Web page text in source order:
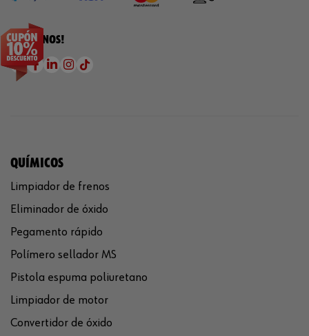
¡SÍGUENOS!
QUÍMICOS
Limpiador de frenos
Eliminador de óxido
Pegamento rápido
Polímero sellador MS
Pistola espuma poliuretano
Limpiador de motor
Convertidor de óxido